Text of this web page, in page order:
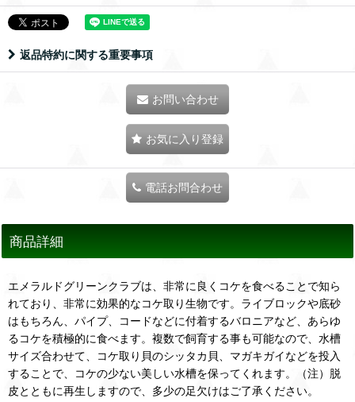
返品特約に関する重要事項
お問い合わせ
お気に入り登録
電話お問合わせ
商品詳細
エメラルドグリーンクラブは、非常に良くコケを食べることで知ら
れており、非常に効果的なコケ取り生物です。ライブロックや底砂
はもちろん、パイプ、コードなどに付着するバロニアなど、あらゆ
るコケを積極的に食べます。複数で飼育する事も可能なので、水槽
サイズ合わせて、コケ取り貝のシッタカ貝、マガキガイなどを投入
することで、コケの少ない美しい水槽を保ってくれます。（注）脱
皮とともに再生しますので、多少の足欠けはご了承ください。